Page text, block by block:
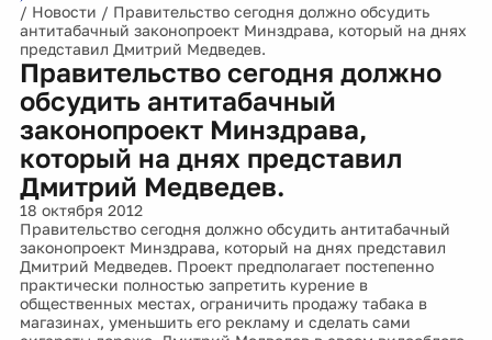
/ Новости / Правительство сегодня должно обсудить
антитабачный законопроект Минздрава, который на днях
представил Дмитрий Медведев.
Правительство сегодня должно
обсудить антитабачный
законопроект Минздрава,
который на днях представил
Дмитрий Медведев.
18 октября 2012
Правительство сегодня должно обсудить антитабачный
законопроект Минздрава, который на днях представил
Дмитрий Медведев. Проект предполагает постепенно
практически полностью запретить курение в
общественных местах, ограничить продажу табака в
магазинах, уменьшить его рекламу и сделать сами